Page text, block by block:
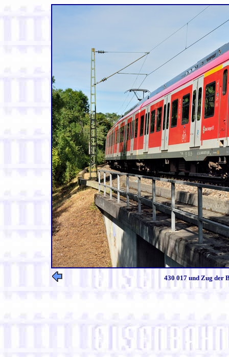
430 017 und Zug der